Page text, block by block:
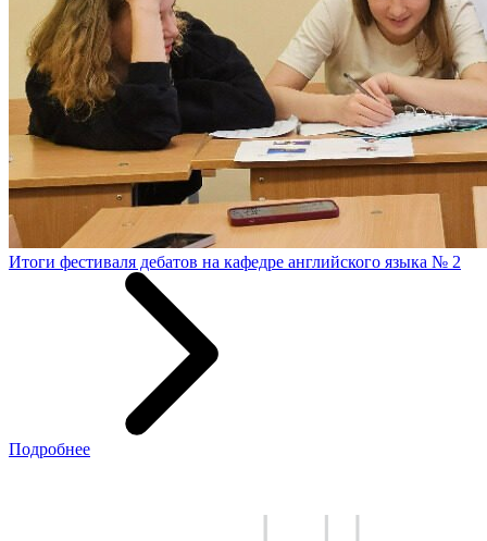
Итоги фестиваля дебатов на кафедре английского языка № 2
Подробнее